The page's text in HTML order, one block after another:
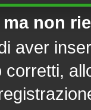
non
aver
corretti,